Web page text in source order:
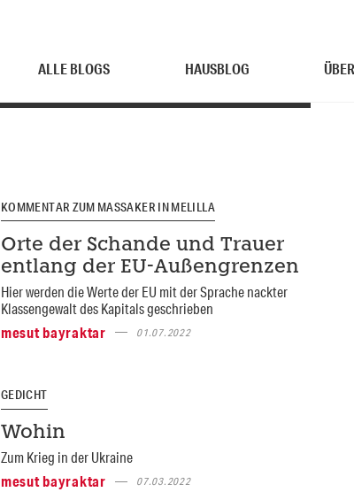
ALLE BLOGS HAUSBLOG
KOMMENTAR ZUM MASSAKER IN MELILLA
Orte der Schande und Trauer
entlang der EU-Außengrenzen
Hier werden die Werte der EU mit der Sprache nackter
Klassengewalt des Kapitals geschrieben
mesut bayraktar
01.07.2022
GEDICHT
Wohin
Zum Krieg in der Ukraine
mesut bayraktar
07.03.2022